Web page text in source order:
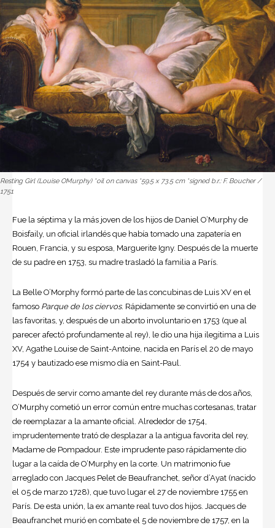
Resting Girl (Louise OMurphy) *oil on canvas *59.5 x 73.5 cm *signed b.r.: F. Boucher /
1751
Fue la séptima y la más joven de los hijos de Daniel O’Murphy de
Boisfaily, un oficial irlandés que había tomado una zapatería en
Rouen, Francia , y su esposa, Marguerite Igny. Después de la muerte
de su padre en 1753, su madre trasladó la familia a París.
La Belle O’Morphy formó parte de las concubinas de Luis XV en el
famoso Parque de los ciervos. Rápidamente se convirtió en una de
las favoritas, y, después de un aborto involuntario en 1753 (que al
parecer afectó profundamente al rey), le dio una hija ilegitima a Luis
XV, Agathe Louise de Saint-Antoine, nacida en París el 20 de mayo
1754 y bautizado ese mismo día en Saint-Paul.
Después de servir como amante del rey durante más de dos años,
O’Murphy cometió un error común entre muchas cortesanas, tratar
de reemplazar a la amante oficial. Alrededor de 1754,
imprudentemente trató de desplazar a la antigua favorita del rey,
Madame de Pompadour. Este imprudente paso rápidamente dio
lugar a la caída de O’Murphy en la corte. Un matrimonio fue
arreglado con Jacques Pelet de Beaufranchet, señor d’Ayat (nacido
el 05 de marzo 1728), que tuvo lugar el 27 de noviembre 1755 en
París. De esta unión, la ex amante real tuvo dos hijos. Jacques de
Beaufranchet murió en combate el 5 de noviembre de 1757, en la